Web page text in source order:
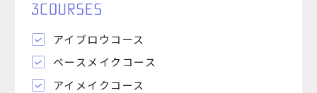
アイブロウコース
ベースメイクコース
アイメイクコース